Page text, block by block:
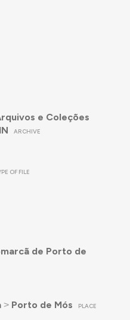
e Coleções
ARCHIVE
OF FILE
de Porto de
˃ Porto de Mós PLACE